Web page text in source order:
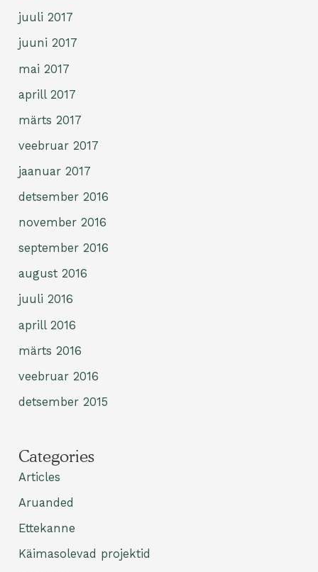
juuli 2017
juuni 2017
mai 2017
aprill 2017
märts 2017
veebruar 2017
jaanuar 2017
detsember 2016
november 2016
september 2016
august 2016
juuli 2016
aprill 2016
märts 2016
veebruar 2016
detsember 2015
Categories
Articles
Aruanded
Ettekanne
Käimasolevad projektid